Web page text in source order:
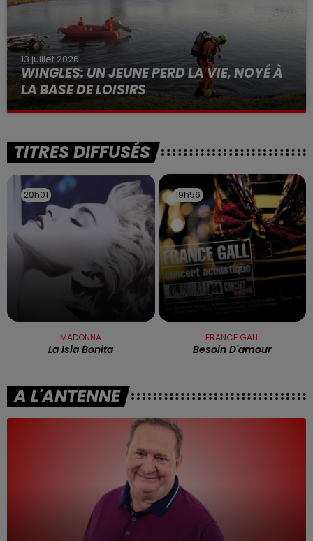
13 juillet 2026
WINGLES: UN JEUNE PERD LA VIE, NOYÉ À
LA BASE DE LOISIRS
La victime a coulé à pic
TITRES DIFFUSÉS
20h01
20h01
MADONNA
La Isla Bonita
19h56
19h56
FRANCE GALL
Besoin D'amour
A L'ANTENNE